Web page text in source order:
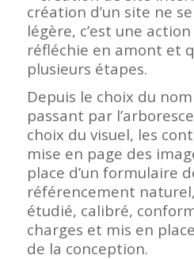
création d’un site ne
légère, c’est une
réfléchie en amont et
plusieurs étapes.
Depuis le choix du
passant par
choix du visuel, les
mise en page des
place d’un formulaire
référencement
étudié, calibré,
charges et mis en
de la conception.